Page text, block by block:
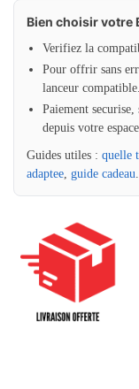
Bien choisir votre
Verifiez la
Pour offrir sans
lanceur compatible.
Paiement
depuis votre
Guides utiles : quelle
adaptee guide cadeau